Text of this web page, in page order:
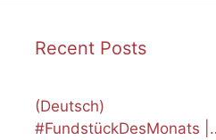
Recent Posts
(Deutsch)
#FundstückDesMonats |